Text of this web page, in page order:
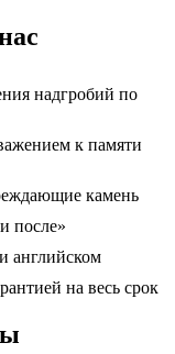
надгробий по
к памяти
камень
после»
английском
на весь срок